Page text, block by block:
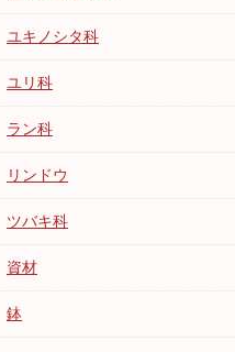
ユキノシタ科
ユリ科
ラン科
リンドウ
ツバキ科
資材
鉢